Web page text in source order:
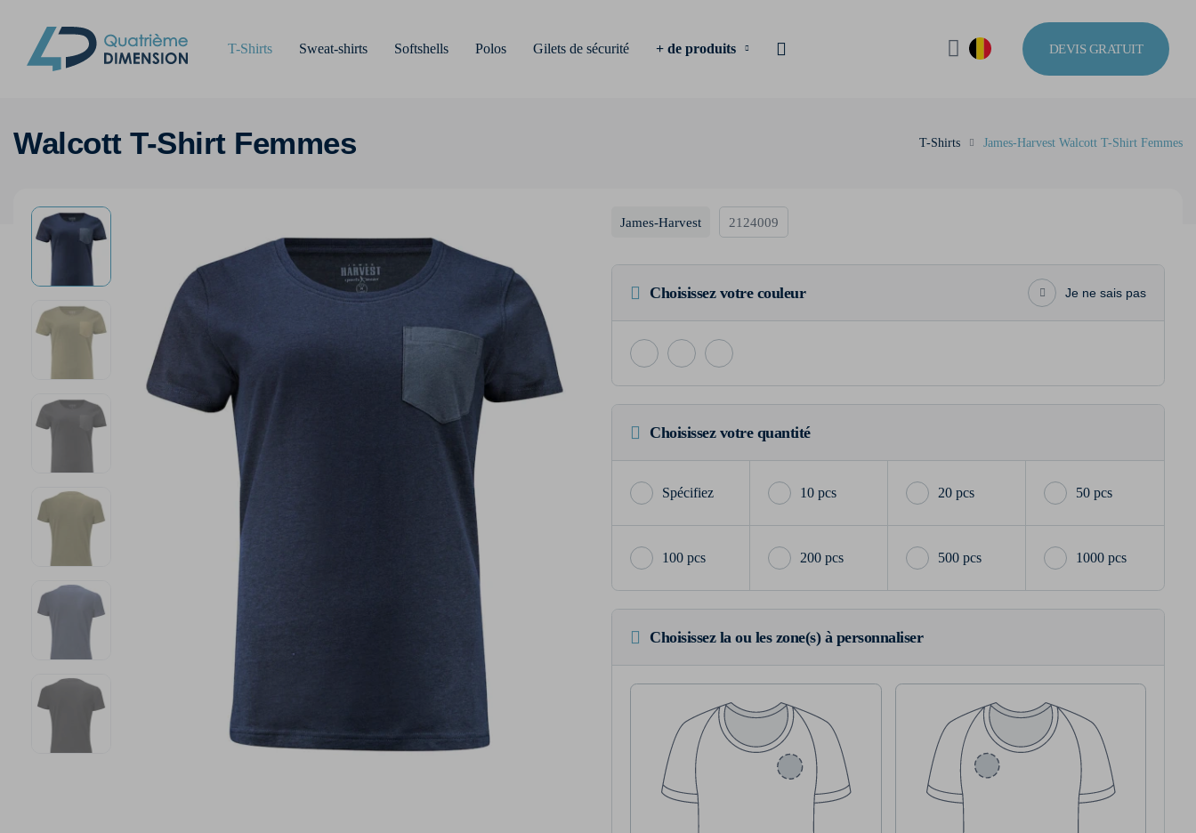
T-Shirts Sweat-shirts Softshells Polos Gilets de sécurité + de produits DEVIS GRATUIT
Walcott T-Shirt Femmes T-Shirts James-Harvest Walcott T-Shirt Femmes
James-Harvest 2124009
Choisissez votre couleur Je ne sais pas
Choisissez votre quantité
10 pcs 20 pcs 50 pcs
100 pcs 200 pcs 500 pcs 1000 pcs
Choisissez la ou les zone(s) à personnaliser